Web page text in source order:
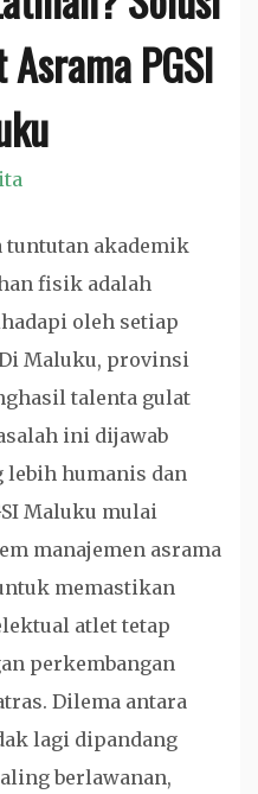
PGSI
tuntutan akademik
fisik adalah
oleh setiap
Maluku, provinsi
talenta gulat
ini dijawab
lebih humanis dan
Maluku mulai
manajemen asrama
memastikan
atlet tetap
perkembangan
Dilema antara
lagi dipandang
berlawanan,